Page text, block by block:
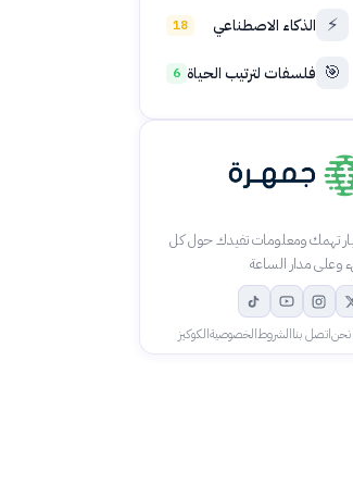
⚡ الذكاء الاصطناعي 18
🎯 فلسفات لترتيب الحياة 6
تهمك ومعلومات تفيدك حول كل
وعلى مدار الساعة
اتصل بناالشروطالخصوصيةالكوكيز